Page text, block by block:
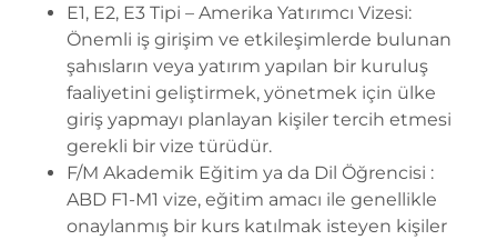
E1, E2, E3 Tipi – Amerika Yatırımcı Vizesi:
Önemli iş girişim ve etkileşimlerde bulunan
şahısların veya yatırım yapılan bir kuruluş
faaliyetini geliştirmek, yönetmek için ülke
giriş yapmayı planlayan kişiler tercih etmesi
gerekli bir vize türüdür.
F/M Akademik Eğitim ya da Dil Öğrencisi :
ABD F1-M1 vize, eğitim amacı ile genellikle
onaylanmış bir kurs katılmak isteyen kişiler